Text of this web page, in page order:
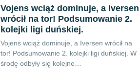
Vojens wciąż dominuje, a Iversen
wrócił na tor! Podsumowanie 2.
kolejki ligi duńskiej.
Vojens wciąż dominuje, a Iversen wrócił na
tor! Podsumowanie 2. kolejki ligi duńskiej. W
środę odbyły się kolejne…